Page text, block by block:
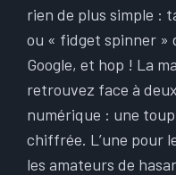
rien de plus simple :
ou « fidget spinner »
Google, et hop ! La
retrouvez face à
numérique : une
chiffrée. L’une pour
les amateurs de